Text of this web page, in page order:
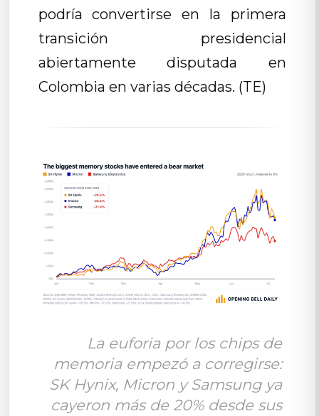
podría convertirse en la primera
transición presidencial
abiertamente disputada en
Colombia en varias décadas. (TE)
La euforia por los chips de
memoria empezó a corregirse:
SK Hynix, Micron y Samsung ya
cayeron más de 20% desde sus